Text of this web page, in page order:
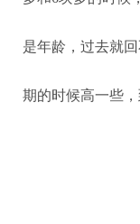
是年龄，过去就
期的时候高一些